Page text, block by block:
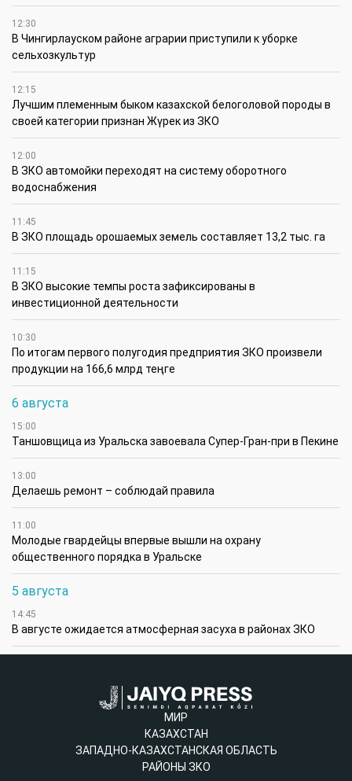
12:30
В Чингирлауском районе аграрии приступили к уборке
сельхозкультур
12:15
Лучшим племенным быком казахской белоголовой породы в
своей категории признан Жүрек из ЗКО
12:00
В ЗКО автомойки переходят на систему оборотного
водоснабжения
11:45
В ЗКО площадь орошаемых земель составляет 13,2 тыс. га
11:15
В ЗКО высокие темпы роста зафиксированы в
инвестиционной деятельности
10:30
По итогам первого полугодия предприятия ЗКО произвели
продукции на 166,6 млрд теңге
6 августа
15:00
Таншовщица из Уральска завоевала Супер-Гран-при в Пекине
13:00
Делаешь ремонт – соблюдай правила
11:00
Молодые гвардейцы впервые вышли на охрану
общественного порядка в Уральске
5 августа
14:45
В августе ожидается атмосферная засуха в районах ЗКО
МИР
КАЗАХСТАН
ЗАПАДНО-КАЗАХСТАНСКАЯ ОБЛАСТЬ
РАЙОНЫ ЗКО